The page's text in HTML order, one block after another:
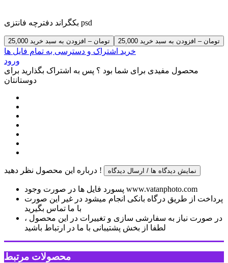
بکگراند دفترچه فانتزی psd
25,000 تومان – افزودن به سبد خرید
خرید اشتراک و دسترسی به تمام فایل ها
ورود
محصول مفیدی برای شما بود ؟ پس به اشتراک بگذارید برای
دوستانتان
درباره این محصول نظر دهید ! نمایش دیدگاه ها / ارسال دیدگاه
پسورد فایل ها در صورت وجود www.vatanphoto.com
پرداخت از طریق درگاه بانکی انجام میشود در غیر این صورت
با ما تماس بگیرید
در صورت نیاز به سفارشی سازی و تغییرات در این محصول ،
لطفا از بخش پشتیبانی با ما در ارتباط باشید
محصولات مرتبط